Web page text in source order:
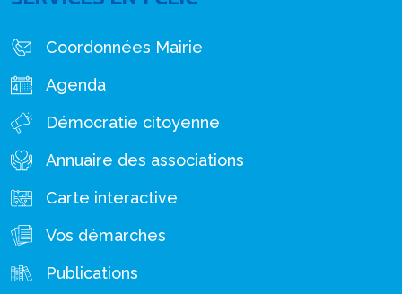
Coordonnées Mairie
Agenda
Démocratie citoyenne
Annuaire des associations
Carte interactive
Vos démarches
Publications